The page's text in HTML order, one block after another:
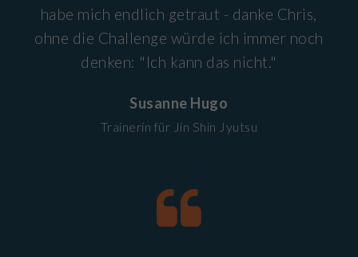
habe mich endlich getraut - danke Chris,
ohne die Challenge würde ich immer noch
denken: "Ich kann das nicht."
Susanne Hugo
Trainerin für Jin Shin Jyutsu